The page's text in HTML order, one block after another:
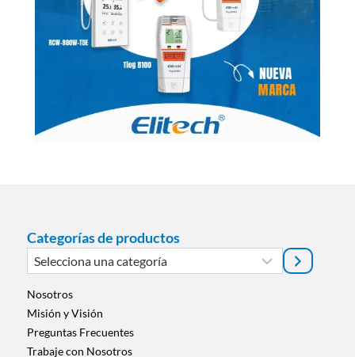
Categorías de productos
Selecciona
una
categoría
Nosotros
Misión y Visión
Preguntas Frecuentes
Trabaje con Nosotros